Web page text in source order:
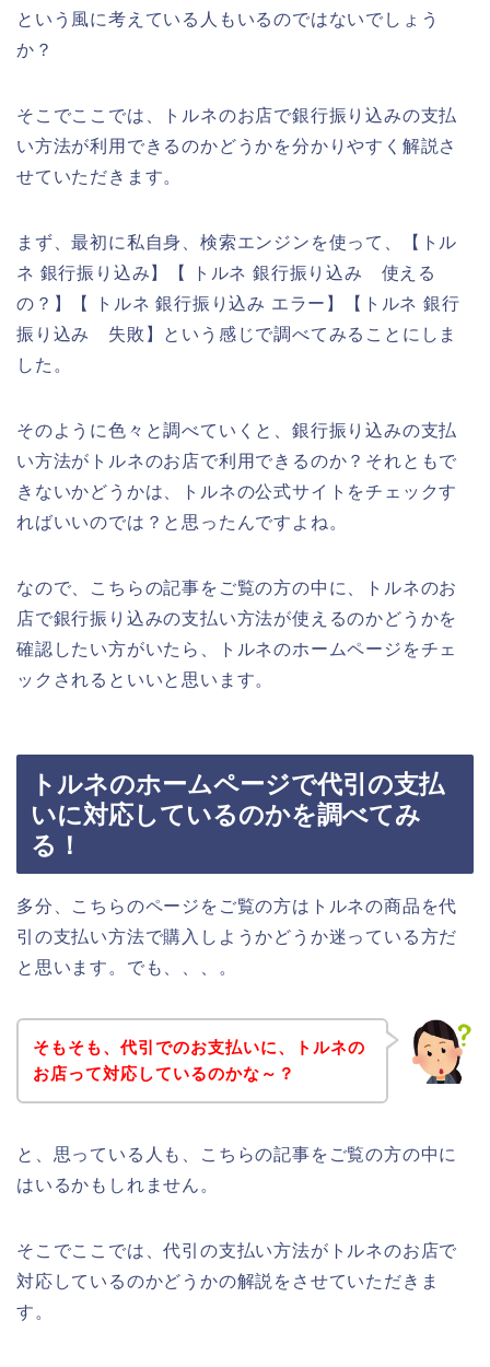
という風に考えている人もいるのではないでしょう
か？
そこでここでは、トルネのお店で銀行振り込みの支払
い方法が利用できるのかどうかを分かりやすく解説さ
せていただきます。
まず、最初に私自身、検索エンジンを使って、【トル
ネ 銀行振り込み】【 トルネ 銀行振り込み 使える
の？】【 トルネ 銀行振り込み エラー】【トルネ 銀行
振り込み 失敗】という感じで調べてみることにしま
した。
そのように色々と調べていくと、銀行振り込みの支払
い方法がトルネのお店で利用できるのか？それともで
きないかどうかは、トルネの公式サイトをチェックす
ればいいのでは？と思ったんですよね。
なので、こちらの記事をご覧の方の中に、トルネのお
店で銀行振り込みの支払い方法が使えるのかどうかを
確認したい方がいたら、トルネのホームページをチェ
ックされるといいと思います。
トルネのホームページで代引の支払
いに対応しているのかを調べてみ
る！
多分、こちらのページをご覧の方はトルネの商品を代
引の支払い方法で購入しようかどうか迷っている方だ
と思います。でも、、、。
そもそも、代引でのお支払いに、トルネの
お店って対応しているのかな～？
と、思っている人も、こちらの記事をご覧の方の中に
はいるかもしれません。
そこでここでは、代引の支払い方法がトルネのお店で
対応しているのかどうかの解説をさせていただきま
す。